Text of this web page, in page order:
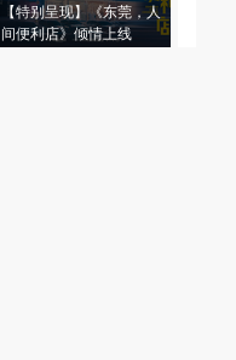
【特别呈现】《东莞，人
间便利店》倾情上线